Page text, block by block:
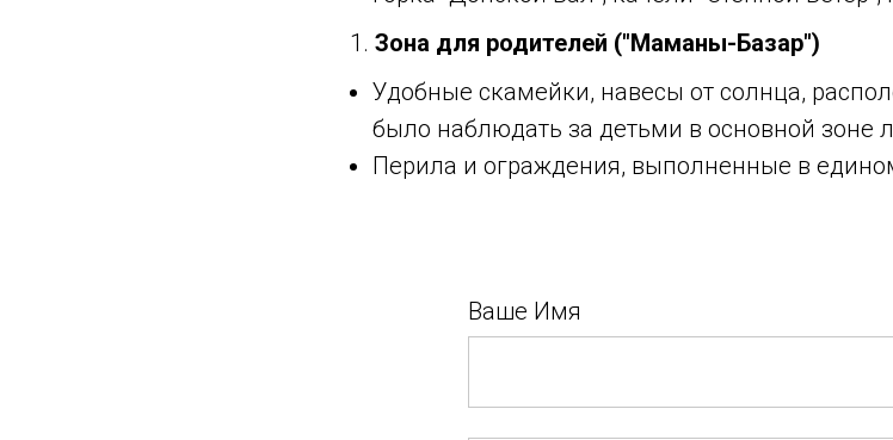
Зона для родителей ("Маманы-Базар")
Удобные скамейки, навесы от солнца,
было наблюдать за детьми в основной зоне
Перила и ограждения, выполненные в
Ваше Имя